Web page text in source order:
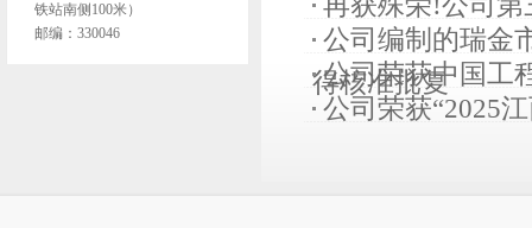
铁站南侧100米）
邮编：330046
公司编制的瑞金
得核准批复
公司荣获中国工
公司荣获“2025